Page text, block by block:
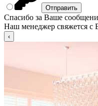
Спасибо за Ваше
Наш менеджер свяжется с